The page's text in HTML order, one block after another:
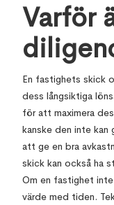
Varför
En fastighets skick
dess långsiktiga
för att maximera
kanske den inte
att ge en bra
skick kan också ha
Om en fastighet
värde med tiden.